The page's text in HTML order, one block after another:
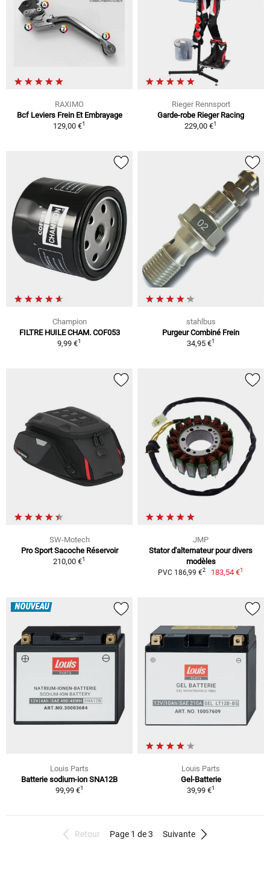
RAXIMO
Bcf Leviers Frein Et Embrayage
129,00 €1
Rieger Rennsport
Garde-robe Rieger Racing
229,00 €1
Champion
FILTRE HUILE CHAM. COF053
9,99 €1
stahlbus
Purgeur Combiné Frein
34,95 €1
SW-Motech
Pro Sport Sacoche Réservoir
210,00 €1
JMP
Stator d'alternateur pour divers
modèles
PVC 186,99 €2 183,54 €1
NOUVEAU
Louis Parts
Batterie sodium-ion SNA12B
99,99 €1
Louis Parts
Gel-Batterie
39,99 €1
Retour Page 1 de 3 Suivante